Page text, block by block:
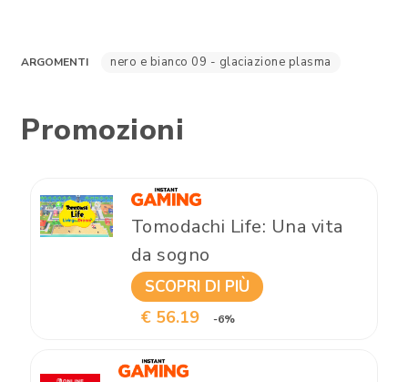
ARGOMENTI nero e bianco 09 - glaciazione plasma
Promozioni
Tomodachi Life: Una vita
da sogno
SCOPRI DI PIÙ
€ 56.19 -6%